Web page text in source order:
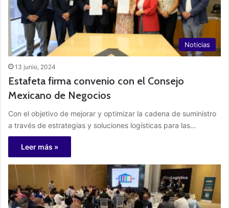
Noticias
13 junio, 2024
Estafeta firma convenio con el Consejo
Mexicano de Negocios
Con el objetivo de mejorar y optimizar la cadena de suministro
a través de estrategias y soluciones logísticas para las…
Leer más »